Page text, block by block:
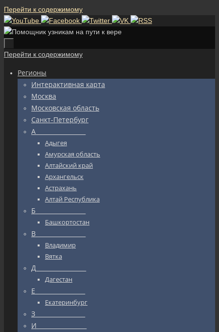
Перейти к содержимому
Перейти к содержимому
Регионы
Интерактивная карта
Москва
Московская область
Санкт-Петербург
А_________________
Адыгея
Амурская область
Алтайский край
Архангельск
Астрахань
Алтай Республика
Б_________________
Башкортостан
В_________________
Владимир
Вятка
Д_________________
Дагестан
Е_________________
Екатеринбург
З_________________
И_________________